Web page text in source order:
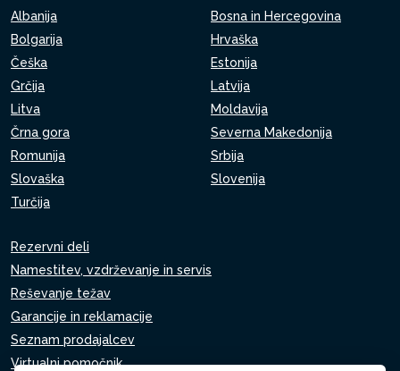
Albanija
Bosna in Hercegovina
Bolgarija
Hrvaška
Češka
Estonija
Grčija
Latvija
Litva
Moldavija
Črna gora
Severna Makedonija
Romunija
Srbija
Slovaška
Slovenija
Turčija
Rezervni deli
Namestitev, vzdrževanje in servis
Reševanje težav
Garancije in reklamacije
Seznam prodajalcev
Virtualni pomočnik